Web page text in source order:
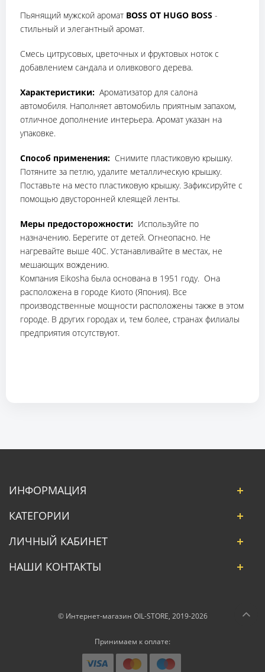
Пьянящий мужской аромат BOSS ОТ HUGO BOSS -
стильный и элегантный аромат.
Смесь цитрусовых, цветочных и фруктовых ноток с
добавлением сандала и оливкового дерева.
Характеристики: Ароматизатор для салона
автомобиля. Наполняет автомобиль приятным запахом,
отличное дополнение интерьера. Аромат указан на
упаковке.
Способ применения: Снимите пластиковую крышку.
Потяните за петлю, удалите металлическую крышку.
Поставьте на место пластиковую крышку. Зафиксируйте с
помощью двусторонней клеящей ленты.
Меры предосторожности: Используйте по
назначению. Берегите от детей. Огнеопасно. Не
нагревайте выше 40С. Устанавливайте в местах, не
мешающих вождению.
Компания Eikosha была основана в 1951 году. Она
расположена в городе Киото (Япония). Все
производственные мощности расположены также в этом
городе. В других городах и, тем более, странах филиалы
предприятия отсутствуют.
ИНФОРМАЦИЯ
КАТЕГОРИИ
ЛИЧНЫЙ КАБИНЕТ
НАШИ КОНТАКТЫ
© Интернет-магазин OIL-STORE, 2019-2026
Принимаем к оплате: